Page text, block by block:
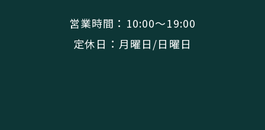
営業時間：10:00〜19:00
定休日：月曜日/日曜日